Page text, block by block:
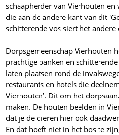
schaapherder van Vierhouten
die aan de andere kant van dit
schitterende vos siert het andere
Dorpsgemeenschap Vierhouten
prachtige banken en
laten plaatsen rond de
restaurants en hotels die
Vierhouten’. Dit om het
maken. De houten beelden in
dat je de dieren hier ook
En dat hoeft niet in het bos te